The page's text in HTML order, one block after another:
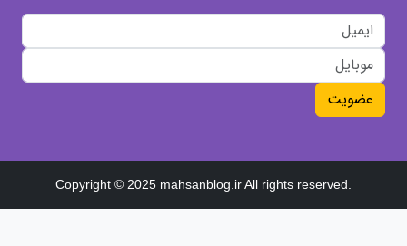
عضویت
Copyright © 2025 mahsanblog.ir All rights reserved.